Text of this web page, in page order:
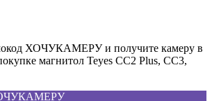
ХОЧУКАМЕРУ и получите камеру в
магнитол Teyes CC2 Plus, CC3,